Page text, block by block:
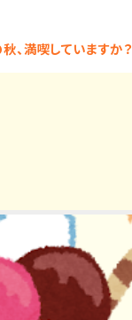
、満喫していますか？